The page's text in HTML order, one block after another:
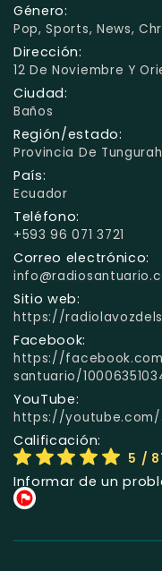
Género:
Pop, Sports, News,
Dirección:
12 De Noviembre Y
Ciudad:
Baños
Región/estado:
Provincia De
País:
Ecuador
Teléfono:
+593 96 071 3721
Correo electrónico:
Sitio web:
https://
Facebook:
https://
santuario/
YouTube:
https://youtube.com/
Calificación:
5 /
Informar de un